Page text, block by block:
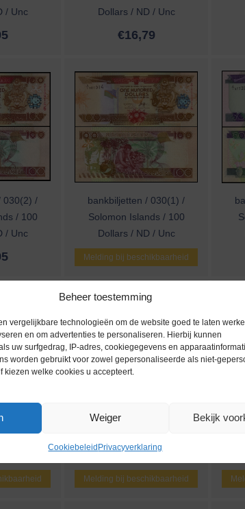
Beheer toestemming
vergelijkbare technologieën om de website goed te laten
en om advertenties te personaliseren. Hierbij kunnen
uw surfgedrag, IP-adres, cookiegegevens en
worden gebruikt voor zowel gepersonaliseerde als niet-
kiezen welke cookies u accepteert.
Weiger Bekijk
CookiebeleidPrivacyverklaring
/ Unc
Dollars / ND / Unc
€16,79
030(2) /
/ 100
/ Unc
bankbiljetten / 030(1) /
Solomon Islands / 100
Dollars / ND / Unc
Melding bij beschikbaarheid
/
bankbiljetten / 027 /
Dollars / ND / Unc
Melding bij beschikbaarheid